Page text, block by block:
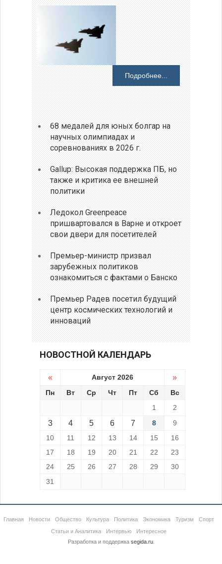
Подробнее...
68 медалей для юных болгар на
научных олимпиадах и
соревнованиях в 2026 г.
Gallup: Высокая поддержка ПБ, но
также и критика ее внешней
политики
Ледокол Greenpeace
пришвартовался в Варне и откроет
свои двери для посетителей
Премьер-министр призвал
зарубежных политиков
ознакомиться с фактами о Банско
Премьер Радев посетил будущий
центр космических технологий и
инноваций
НОВОСТНОЙ КАЛЕНДАРЬ
« Август 2026 »
Пн Вт Ср Чт Пт Сб
Вс
1
2
3 4 5 6 7 8
9
10
11 12 13 14 15
16
17
18 19 20 21 22
23
24
25 26 27 28 29
30
31
Главная Новости Общество Культура Политика Экономика Туризм
Спорт
Статьи и Аналитика
Интервью
Интересное
Разработка и поддержка segida.ru.